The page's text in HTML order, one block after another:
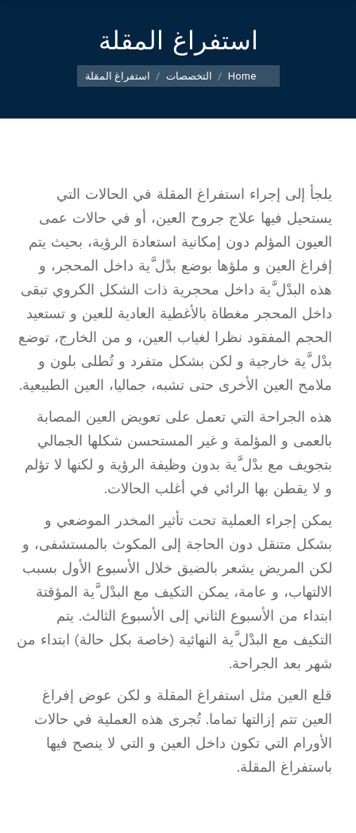
استفراغ المقلة
You are here:
Home التخصصات استفراغ المقلة
يلجأ إلى إجراء استفراغ المقلة في الحالات التي
يستحيل فيها علاج جروح العين، أو في حالات عمى
العيون المؤلم دون إمكانية استعادة الرؤية، بحيث يتم
إفراغ العين و ملؤها بوضع بدْل َّية داخل المحجر، و
هذه البدْل َّية داخل محجرية ذات الشكل الكروي تبقى
داخل المحجر مغطاة بالأغطية العادية للعين و تستعيد
الحجم المفقود نظرا لغياب العين، و من الخارج، توضع
بدْل َّية خارجية و لكن بشكل متفرد و تُطلى بلون و
ملامح العين الأخرى حتى تشبه، جماليا، العين الطبيعية.
هذه الجراحة التي تعمل على تعويض العين المصابة
بالعمى و المؤلمة و غير المستحسن شكلها الجمالي
بتجويف مع بدْل َّية بدون وظيفة الرؤية و لكنها لا تؤلم
و لا يقطن بها الرائي في أغلب الحالات.
يمكن إجراء العملية تحت تأثير المخدر الموضعي و
بشكل متنقل دون الحاجة إلى المكوث بالمستشفى، و
لكن المريض يشعر بالضيق خلال الأسبوع الأول بسبب
الالتهاب، و عامة، يمكن التكيف مع البدْل َّية المؤقتة
ابتداء من الأسبوع الثاني إلى الأسبوع الثالث. يتم
التكيف مع البدْل َّية النهائية (خاصة بكل حالة) ابتداء من
شهر بعد الجراحة.
قلع العين مثل استفراغ المقلة و لكن عوض إفراغ
العين تتم إزالتها تماما. تُجرى هذه العملية في حالات
الأورام التي تكون داخل العين و التي لا ينصح فيها
باستفراغ المقلة.